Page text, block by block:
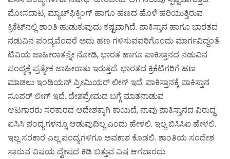
ಮೋಸದಾಟ, ಮ್ಯಾಚ್‌ಫಿಕ್ಸಿಂಗ್ ಹಾಗೂ ಹಣದ ಹೊಳೆ ಹರಿಯುತ್ತಿರುವ
ಕ್ರಿಕೆಟ್‌ನಲ್ಲಿ ಶಾಂತಿ ಹುಡುಕುವುದು ಕಷ್ಟವಾಗಿದೆ. ಪಾಕಿಸ್ತಾನ ಹಾಗೂ ಭಾರತದ
ನಡುವಿನ ಪಂದ್ಯವೆಂದರೆ ಅದು ಹಣ ಗಳಿಸುವವರಿಗೊಂದು ಮಾರ್ಗವಿದ್ದಂತೆ.
ಟಿವಿಯ ಜಾಹೀರಾತನ್ನೇ ನೋಡಿ, ಭಾರತ ಹಾಗೂ ಪಾಕಿಸ್ತಾನದ ನಡುವಿನ
ಪಂದ್ಯಕ್ಕೆ ಪ್ರತ್ಯೇಕ ಜಾಹೀರಾತು ಇರುತ್ತದೆ. ಭಾರತದ ಕ್ರಿಕೆಟಿಗರಿಗೆ ಹಣ
ಮಾಡಲು ಇಂಡಿಯನ್ ಪ್ರೀಮಿಯರ್ ಲೀಗ್ ಇದೆ. ಪಾಕಿಸ್ತಾನಕ್ಕೆ ಪಾಕಿಸ್ತಾನ
ಸೂಪರ್ ಲೀಗ್ ಇದೆ. ದೇಶಪ್ರೇಮದ ಬಗ್ಗೆ ಮಾತನಾಡುವ
ಆಟಗಾರರು ಸರಕಾರದ ಆದೇಶಕ್ಕಾಗಿ ಕಾಯದೆ, ನಾವು ಪಾಕಿಸ್ತಾನದ ವಿರುದ್ಧ
ಐಸಿಸಿ ಪಂದ್ಯಗಳನ್ನೂ ಆಡುವುದಿಲ್ಲ ಎಂದು ಹೇಳಲಿ. ಇಲ್ಲ ಬಿಸಿಸಿಐ ಹೇಳಲಿ.
ಇಲ್ಲ ಸರಕಾರ ಎಲ್ಲ ಪಂದ್ಯಗಳಿಗೂ ಅವಕಾಶ ಕೊಡಲಿ. ಶಾಂತಿಯ ಸಂದೇಶ
ಸಾರುವ ವಿಷಯ ದ್ವೇಷದ ಕಿಡಿ ಬಿತ್ತುವ ವಿಷ ಆಗಬಾರದು.